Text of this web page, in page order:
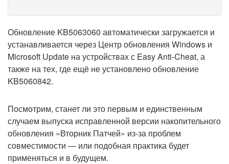
Обновление KB5063060 автоматически загружается и
устанавливается через Центр обновления Windows и
Microsoft Update на устройствах с Easy Anti-Cheat, а
также на тех, где ещё не установлено обновление
KB5060842.
Посмотрим, станет ли это первым и единственным
случаем выпуска исправленной версии накопительного
обновления «Вторник Патчей» из-за проблем
совместимости — или подобная практика будет
применяться и в будущем.